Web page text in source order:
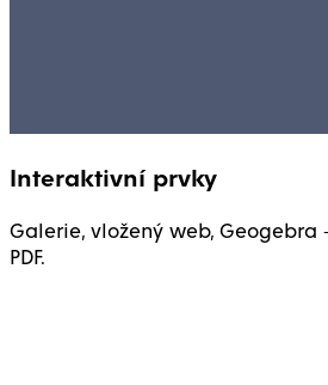
Interaktivní prvky
Galerie, vložený web,
PDF.